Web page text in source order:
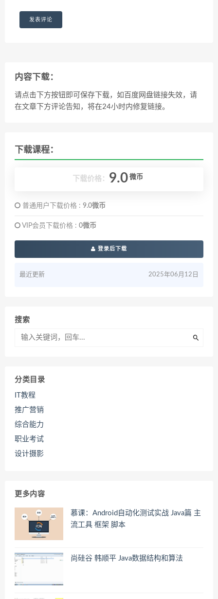
内容下载：
请点击下方按钮即可保存下载，如百度网盘链接失效，请
在文章下方评论告知，将在24小时内修复链接。
下载课程：
下载价格： 9.0 微币
普通用户下载价格 : 9.0微币
VIP会员下载价格 : 0微币
登录后下载
最近更新 2025年06月12日
搜索
分类目录
IT教程
推广营销
综合能力
职业考试
设计摄影
更多内容
慕课：Android自动化测试实战 Java篇 主
流工具 框架 脚本
尚硅谷 韩顺平 Java数据结构和算法